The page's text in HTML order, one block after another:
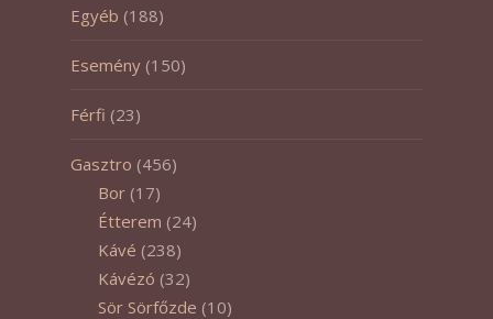
Egyéb (188)
Esemény (150)
Férfi (23)
Gasztro (456)
Bor (17)
Étterem (24)
Kávé (238)
Kávézó (32)
Sör Sörfőzde (10)